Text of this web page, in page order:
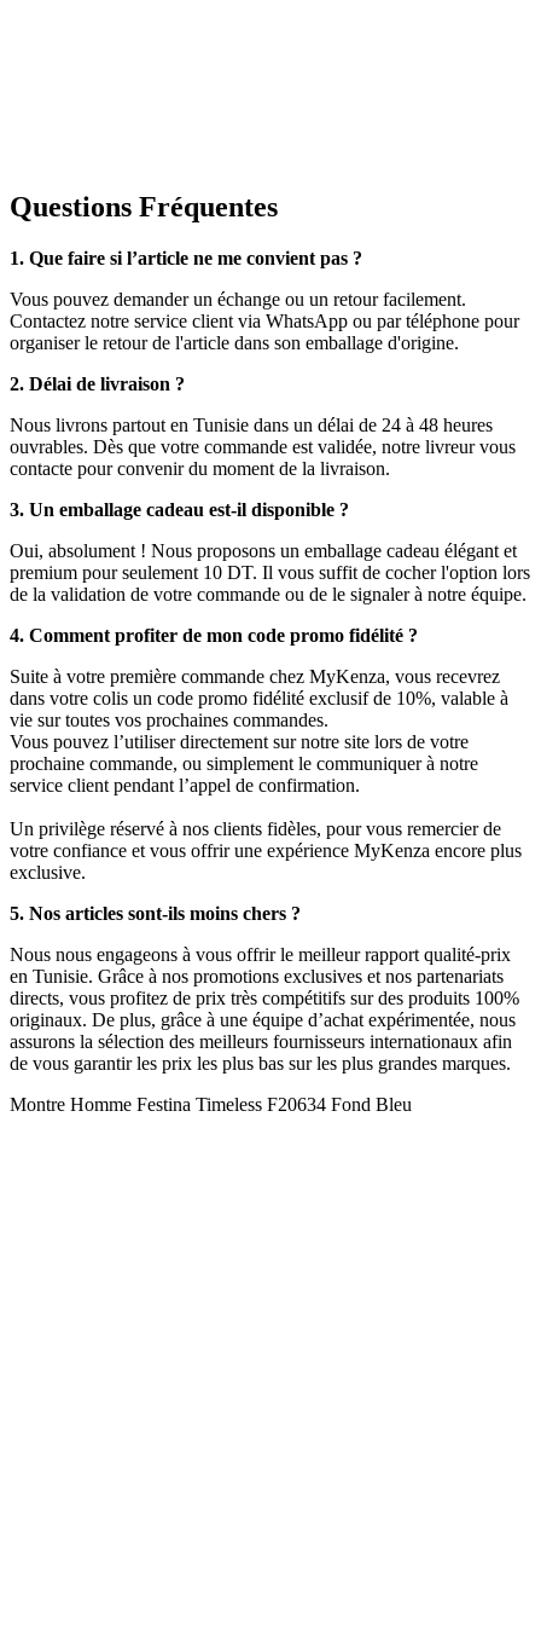
Questions Fréquentes
1. Que faire si l’article ne me convient pas ?
Vous pouvez demander un échange ou un retour facilement.
Contactez notre service client via WhatsApp ou par téléphone pour
organiser le retour de l'article dans son emballage d'origine.
2. Délai de livraison ?
Nous livrons partout en Tunisie dans un délai de 24 à 48 heures
ouvrables. Dès que votre commande est validée, notre livreur vous
contacte pour convenir du moment de la livraison.
3. Un emballage cadeau est-il disponible ?
Oui, absolument ! Nous proposons un emballage cadeau élégant et
premium pour seulement 10 DT. Il vous suffit de cocher l'option lors
de la validation de votre commande ou de le signaler à notre équipe.
4. Comment profiter de mon code promo fidélité ?
Suite à votre première commande chez MyKenza, vous recevrez
dans votre colis un code promo fidélité exclusif de 10%, valable à
vie sur toutes vos prochaines commandes.
Vous pouvez l’utiliser directement sur notre site lors de votre
prochaine commande, ou simplement le communiquer à notre
service client pendant l’appel de confirmation.
Un privilège réservé à nos clients fidèles, pour vous remercier de
votre confiance et vous offrir une expérience MyKenza encore plus
exclusive.
5. Nos articles sont-ils moins chers ?
Nous nous engageons à vous offrir le meilleur rapport qualité-prix
en Tunisie. Grâce à nos promotions exclusives et nos partenariats
directs, vous profitez de prix très compétitifs sur des produits 100%
originaux. De plus, grâce à une équipe d’achat expérimentée, nous
assurons la sélection des meilleurs fournisseurs internationaux afin
de vous garantir les prix les plus bas sur les plus grandes marques.
Montre Homme Festina Timeless F20634 Fond Bleu